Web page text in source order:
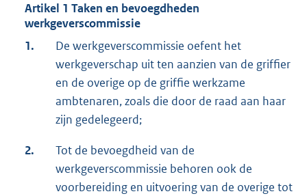
Artikel 1 Taken en bevoegdheden
werkgeverscommissie
1.
De werkgeverscommissie oefent het
werkgeverschap uit ten aanzien van de griffier
en de overige op de griffie werkzame
ambtenaren, zoals die door de raad aan haar
zijn gedelegeerd;
2.
Tot de bevoegdheid van de
werkgeverscommissie behoren ook de
voorbereiding en uitvoering van de overige tot